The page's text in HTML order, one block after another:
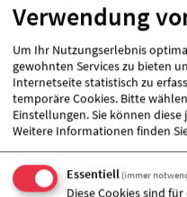
Hinweise
Verwendung
Um Ihr Nutzungserlebnis
gewohnten Services zu bieten
Internetseite statistisch zu
temporäre Cookies. Bitte
Einstellungen. Sie können
Weitere Informationen finden
Essentiell (immer
Diese Cookies sind